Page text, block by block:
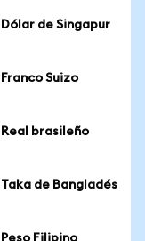
de Singapur
Suizo
brasileño
de Bangladés
Filipino